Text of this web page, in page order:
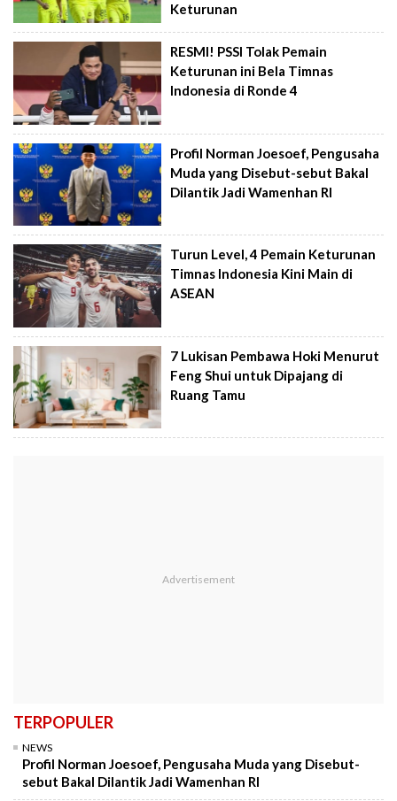
Keturunan
RESMI! PSSI Tolak Pemain
Keturunan ini Bela Timnas
Indonesia di Ronde 4
Profil Norman Joesoef, Pengusaha
Muda yang Disebut-sebut Bakal
Dilantik Jadi Wamenhan RI
Turun Level, 4 Pemain Keturunan
Timnas Indonesia Kini Main di
ASEAN
7 Lukisan Pembawa Hoki Menurut
Feng Shui untuk Dipajang di
Ruang Tamu
TERPOPULER
NEWS
Profil Norman Joesoef, Pengusaha Muda yang Disebut-
sebut Bakal Dilantik Jadi Wamenhan RI